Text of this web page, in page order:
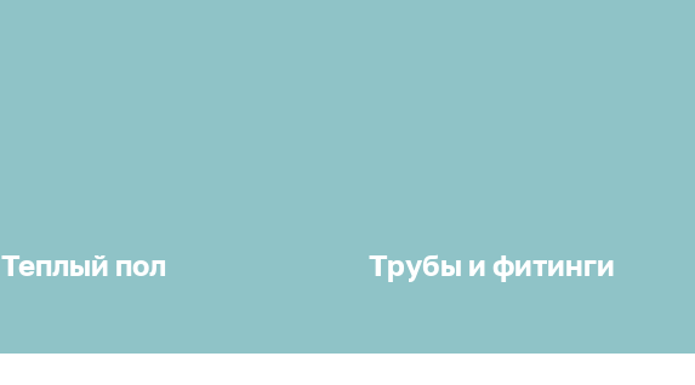
Теплый пол Трубы и фитинги